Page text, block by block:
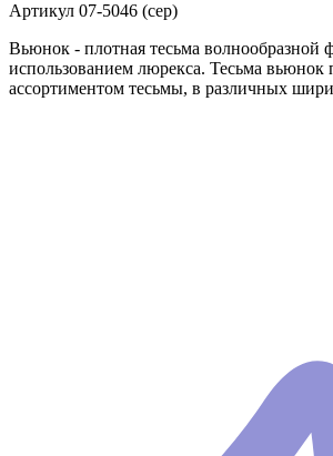
Артикул 07-5046 (сер)
Вьюнок - плотная тесьма
использованием люрекса. Тесьма
ассортиментом тесьмы, в различных